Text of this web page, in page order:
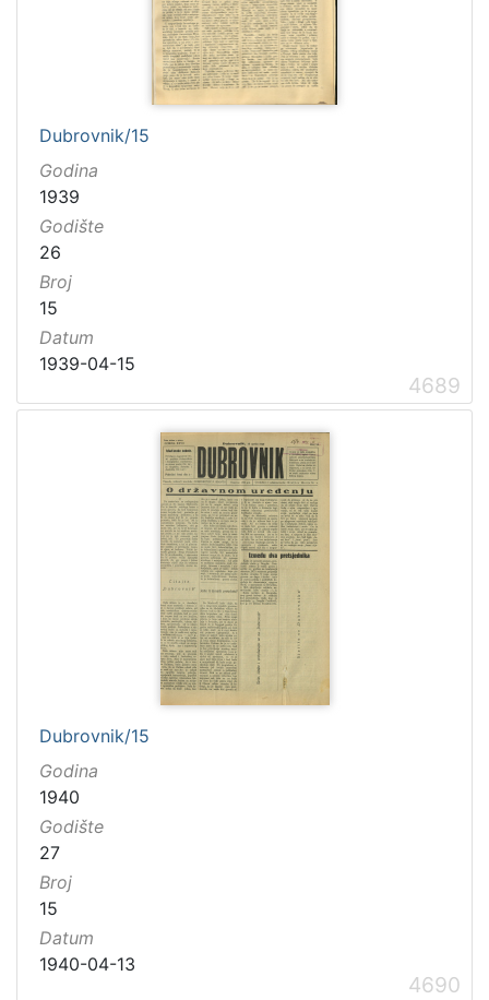
Dubrovnik/15
Godina
1939
Godište
26
Broj
15
Datum
1939-04-15
4689
Dubrovnik/15
Godina
1940
Godište
27
Broj
15
Datum
1940-04-13
4690